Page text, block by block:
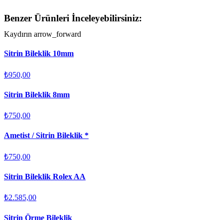
Benzer Ürünleri İnceleyebilirsiniz:
Kaydırın arrow_forward
Sitrin Bileklik 10mm
₺950,00
Sitrin Bileklik 8mm
₺750,00
Ametist / Sitrin Bileklik *
₺750,00
Sitrin Bileklik Rolex AA
₺2.585,00
Sitrin Örme Bileklik